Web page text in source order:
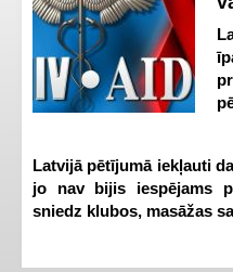
Latvijā pētījumā iekļauti
jo nav bijis iespējams
sniedz klubos, masāžas